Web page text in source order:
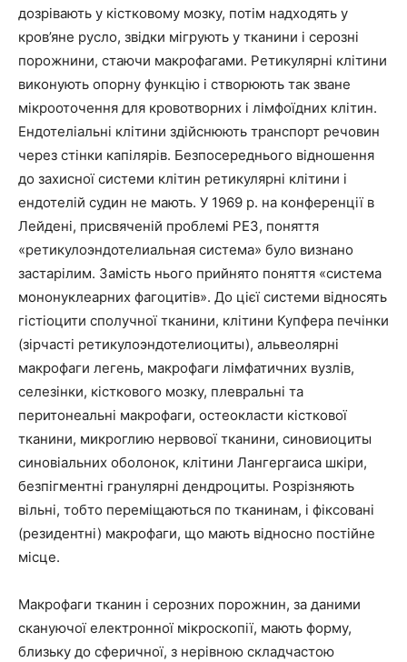
дозрівають у кістковому мозку, потім надходять у
кров’яне русло, звідки мігрують у тканини і серозні
порожнини, стаючи макрофагами. Ретикулярні клітини
виконують опорну функцію і створюють так зване
мікрооточення для кровотворних і лімфоїдних клітин.
Ендотеліальні клітини здійснюють транспорт речовин
через стінки капілярів. Безпосереднього відношення
до захисної системи клітин ретикулярні клітини і
ендотелій судин не мають. У 1969 р. на конференції в
Лейдені, присвяченій проблемі РЕЗ, поняття
«ретикулоэндотелиальная система» було визнано
застарілим. Замість нього прийнято поняття «система
мононуклеарних фагоцитів». До цієї системи відносять
гістіоцити сполучної тканини, клітини Купфера печінки
(зірчасті ретикулоэндотелиоциты), альвеолярні
макрофаги легень, макрофаги лімфатичних вузлів,
селезінки, кісткового мозку, плевральні та
перитонеальні макрофаги, остеокласти кісткової
тканини, микроглию нервової тканини, синовиоциты
синовіальних оболонок, клітини Лангергаиса шкіри,
безпігментні гранулярні дендроциты. Розрізняють
вільні, тобто переміщаються по тканинам, і фіксовані
(резидентні) макрофаги, що мають відносно постійне
місце.
Макрофаги тканин і серозних порожнин, за даними
скануючої електронної мікроскопії, мають форму,
близьку до сферичної, з нерівною складчастою